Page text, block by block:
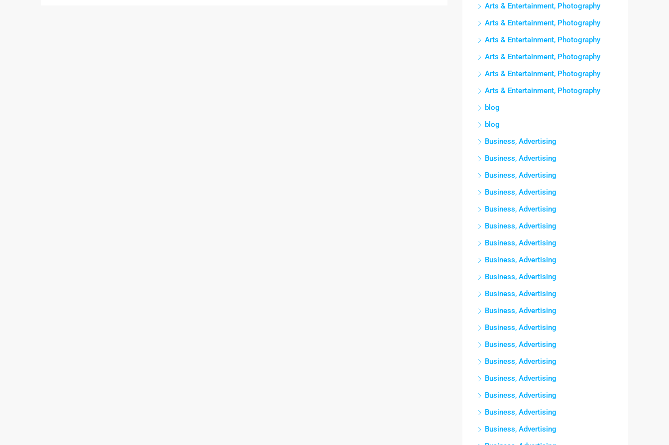
Arts & Entertainment, Photography
Arts & Entertainment, Photography
Arts & Entertainment, Photography
Arts & Entertainment, Photography
Arts & Entertainment, Photography
Arts & Entertainment, Photography
blog
blog
Business, Advertising
Business, Advertising
Business, Advertising
Business, Advertising
Business, Advertising
Business, Advertising
Business, Advertising
Business, Advertising
Business, Advertising
Business, Advertising
Business, Advertising
Business, Advertising
Business, Advertising
Business, Advertising
Business, Advertising
Business, Advertising
Business, Advertising
Business, Advertising